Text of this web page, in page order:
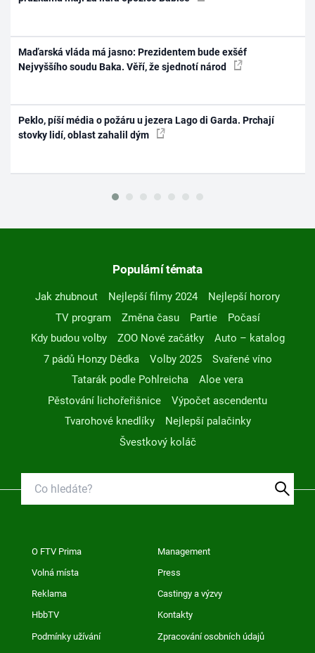
Maďarská vláda má jasno: Prezidentem bude exšéf
Nejvyššího soudu Baka. Věří, že sjednotí národ
Peklo, píší média o požáru u jezera Lago di Garda. Prchají
stovky lidí, oblast zahalil dým
Populární témata
Jak zhubnout Nejlepší filmy 2024
Nejlepší horory
TV program
Změna času Partie
Počasí
Kdy budou volby
ZOO Nové začátky
Auto – katalog
7 pádů Honzy Dědka
Volby 2025
Svařené víno
Tatarák podle Pohlreicha
Aloe vera
Pěstování lichořeřišnice
Výpočet ascendentu
Tvarohové knedlíky
Nejlepší palačinky
Švestkový koláč
O FTV Prima Management
Volná místa Press
Reklama Castingy a výzvy
HbbTV Kontakty
Podmínky užívání Zpracování osobních údajů